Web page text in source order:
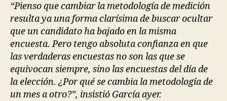
“Pienso que cambiar la metodología de medición
resulta ya una forma clarísima de buscar ocultar
que un candidato ha bajado en la misma
encuesta. Pero tengo absoluta confianza en que
las verdaderas encuestas no son las que se
equivocan siempre, sino las encuestas del día de
la elección. ¿Por qué se cambia la metodología de
un mes a otro?”, insistió García ayer.